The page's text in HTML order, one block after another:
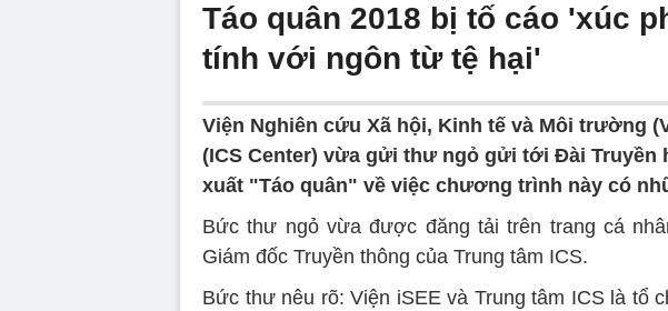
Táo quân 2018 bị tố cáo 'xúc
tính với ngôn từ tệ hại'
Viện Nghiên cứu Xã hội, Kinh tế và Môi trường
(ICS Center) vừa gửi thư ngỏ gửi tới Đài Truyền
xuất "Táo quân" về việc chương trình này có
Bức thư ngỏ vừa được đăng tải trên trang cá
Giám đốc Truyền thông của Trung tâm ICS.
Bức thư nêu rõ: Viện iSEE và Trung tâm ICS là tổ